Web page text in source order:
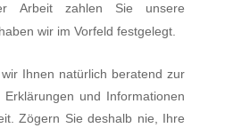
Arbeit zahlen Sie unsere
wir im Vorfeld festgelegt.
Ihnen natürlich beratend zur
und Informationen
Zögern Sie deshalb nie, Ihre